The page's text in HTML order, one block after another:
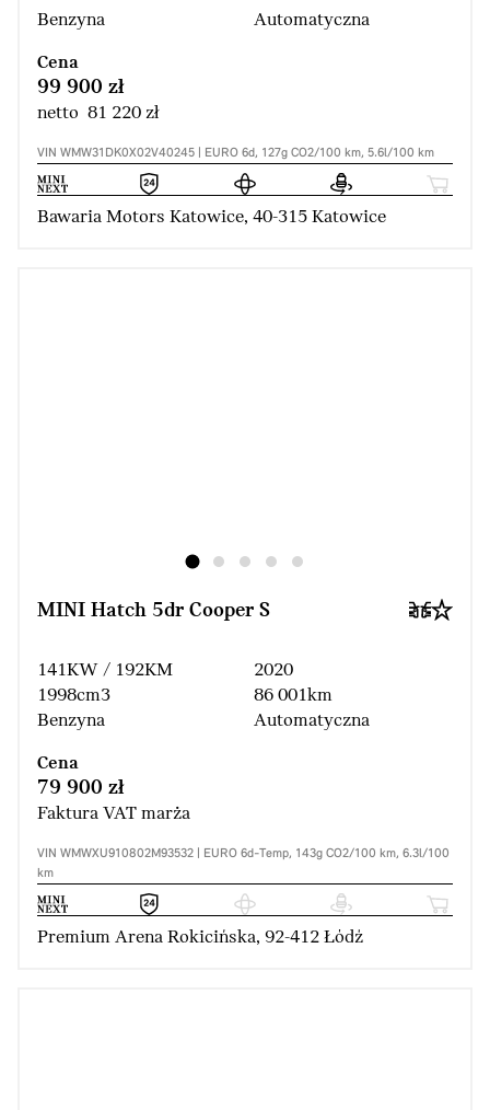
Benzyna
Automatyczna
Cena
99 900 zł
netto 81 220 zł
VIN WMW31DK0X02V40245 | EURO 6d, 127g CO2/100 km, 5.6l/100 km
Bawaria Motors Katowice, 40-315 Katowice
MINI Hatch 5dr Cooper S
141KW / 192KM
1998cm3
Benzyna
2020
86 001km
Automatyczna
Cena
79 900 zł
Faktura VAT marża
VIN WMWXU910802M93532 | EURO 6d-Temp, 143g CO2/100 km, 6.3l/100
km
Premium Arena Rokicińska, 92-412 Łódź